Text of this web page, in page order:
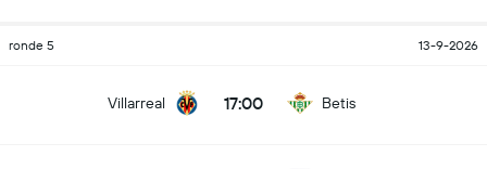
ronde 5 13-9-2026
Villarreal 17:00 Betis